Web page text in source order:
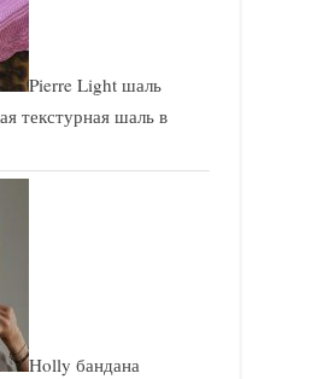
Pierre Light шаль
текстурная шаль в
Holly бандана